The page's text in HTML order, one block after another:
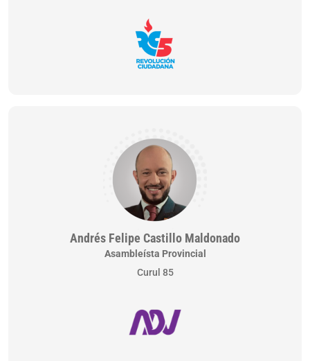
Andrés Felipe Castillo Maldonado
Asambleísta Provincial
Curul 85